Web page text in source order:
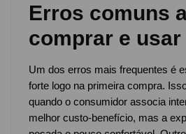
Erros comuns
comprar e usar
Um dos erros mais frequentes é
forte logo na primeira compra.
quando o consumidor associa
melhor custo-benefício, mas a